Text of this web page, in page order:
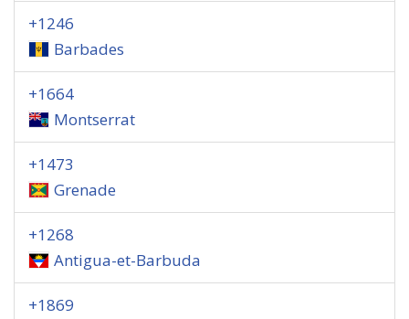
+1246
Barbades
+1664
Montserrat
+1473
Grenade
+1268
Antigua-et-Barbuda
+1869